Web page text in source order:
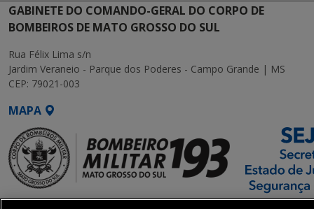
GABINETE DO COMANDO-GERAL DO CORPO DE
BOMBEIROS DE MATO GROSSO DO SUL
Rua Félix Lima s/n
Jardim Veraneio - Parque dos Poderes - Campo Grande | MS
CEP: 79021-003
MAPA